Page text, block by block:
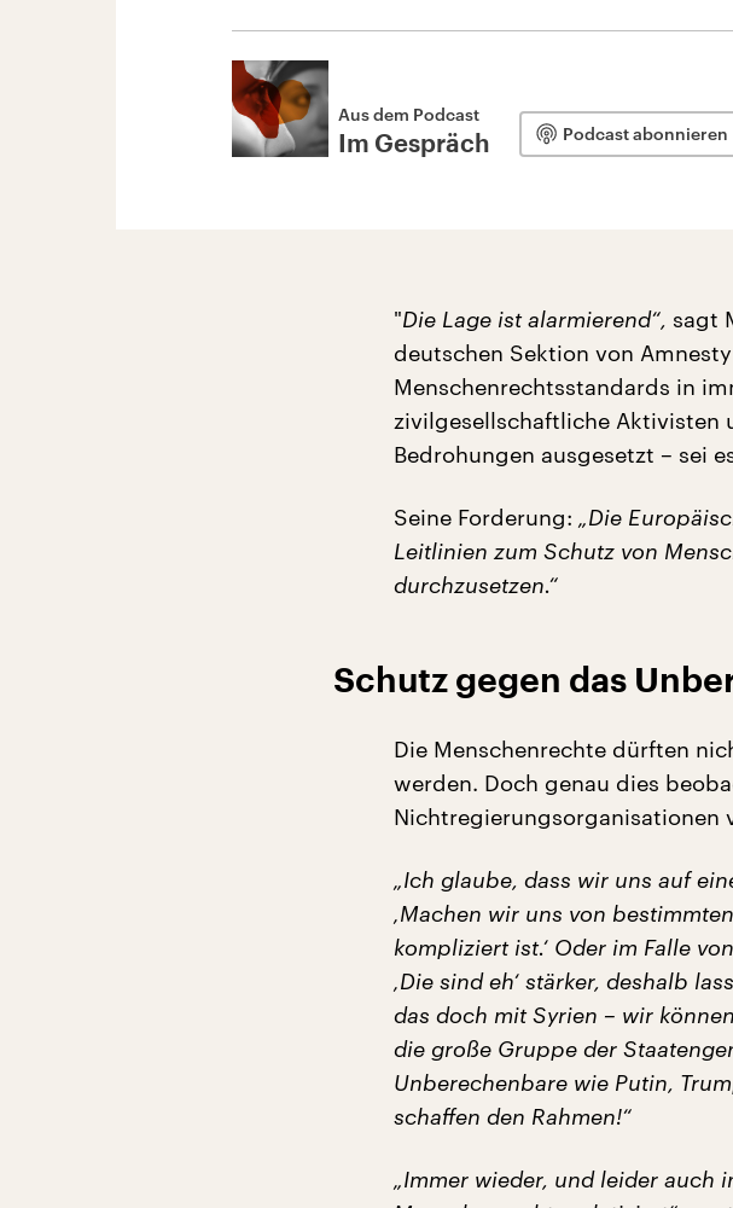
Aus dem Podcast
Im Gespräch Podcast abonnieren
"Die Lage ist alarmierend“, sagt
deutschen Sektion von
Menschenrechtsstandards in
zivilgesellschaftliche Aktivisten
Bedrohungen ausgesetzt – sei
Seine Forderung: „Die
Leitlinien zum Schutz von
durchzusetzen.“
Schutz gegen das
Die Menschenrechte dürften
werden. Doch genau dies
Nichtregierungsorganisationen
„Ich glaube, dass wir uns auf
‚Machen wir uns von
kompliziert ist.‘ Oder im Falle
‚Die sind eh‘ stärker, deshalb
das doch mit Syrien – wir
die große Gruppe der
Unberechenbare wie Putin,
schaffen den Rahmen!“
„Immer wieder, und leider auch